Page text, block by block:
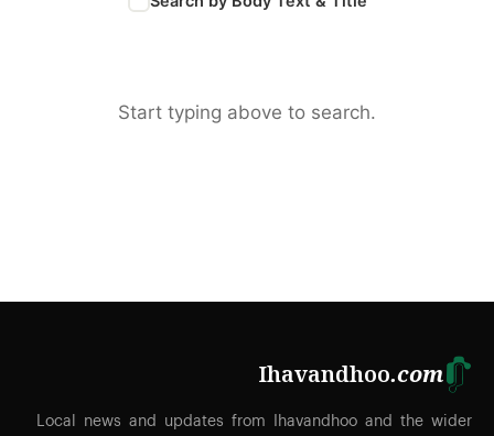
Start typing above to search.
Ihavandhoo.com
Local news and updates from Ihavandhoo and the wider